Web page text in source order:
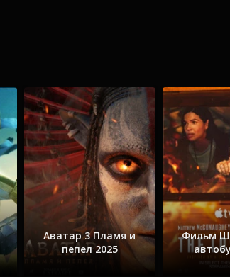
Аватар 3 Пламя и
пепел 2025
Фильм